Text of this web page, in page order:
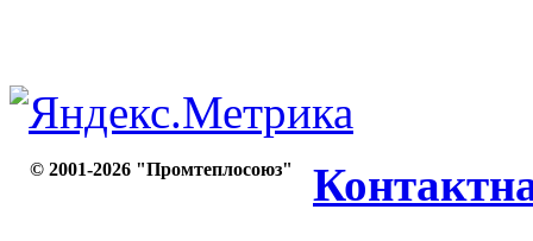
© 2001-2026 "Промтеплосоюз"